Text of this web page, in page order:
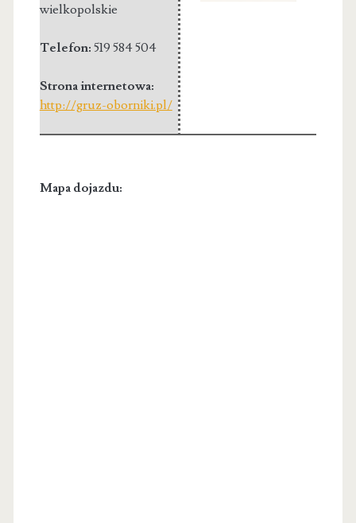
wielkopolskie
Telefon: 519 584 504
Strona internetowa:
http://gruz-oborniki.pl/
Mapa dojazdu: